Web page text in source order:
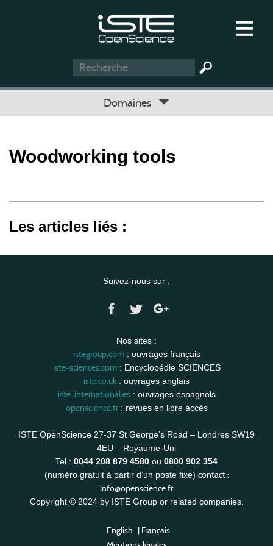
Domaines
Woodworking tools
Les articles liés :
Suivez-nous sur :
Nos sites :
istegroup.com: ouvrages français
iste-sciences.com: Encyclopédie SCIENCES
iste.co.uk : ouvrages anglais
iste-international.es: ouvrages espagnols
openscience.fr: revues en libre accès
ISTE OpenScience 27-37 St George’s Road – Londres SW19
4EU – Royaume-Uni
Tel : 0044 208 879 4580 ou 0800 902 354
(numéro gratuit à partir d’un poste fixe) contact :
info@openscience.fr
Copyright © 2024 by ISTE Group or related companies.
English | Français